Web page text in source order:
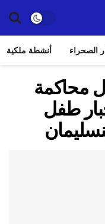
الصحراء أنشطة ملكية
محاكمة
طفل